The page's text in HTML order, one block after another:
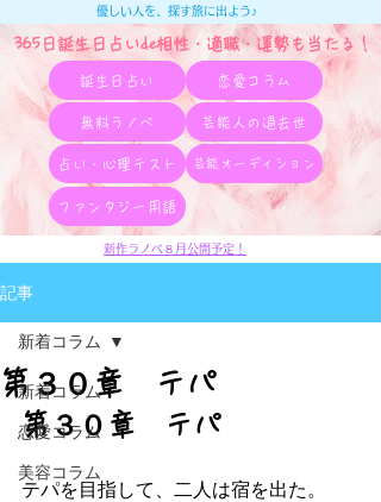
365日誕生日占いde相性・適職・​運勢も当たる！
優しい人を、探す旅に出よう♪
誕生日占い 恋愛コラム
無料ラノベ 芸能人の過去世
占い・心理テスト 芸能オーディション
ファンタジー用語
新作ラノベ８月公開予定！
記事
新着コラム
恋愛コラム
美容コラム
新着コラム
第３０章 テパ
第３０章　テパ
テパを目指して、二人は宿を出た。